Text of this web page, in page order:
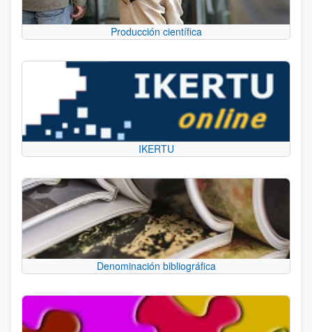
Producción científica
IKERTU
Denominación bibliográfica